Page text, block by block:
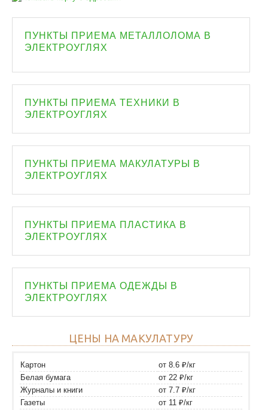
ПУНКТЫ ПРИЕМА МЕТАЛЛОЛОМА В
ЭЛЕКТРОУГЛЯХ
ПУНКТЫ ПРИЕМА ТЕХНИКИ В
ЭЛЕКТРОУГЛЯХ
ПУНКТЫ ПРИЕМА МАКУЛАТУРЫ В
ЭЛЕКТРОУГЛЯХ
ПУНКТЫ ПРИЕМА ПЛАСТИКА В
ЭЛЕКТРОУГЛЯХ
ПУНКТЫ ПРИЕМА ОДЕЖДЫ В
ЭЛЕКТРОУГЛЯХ
ЦЕНЫ НА МАКУЛАТУРУ
Картон
от 8.6 ₽/кг
Белая бумага
от 22 ₽/кг
Журналы и книги
от 7.7 ₽/кг
Газеты
от 11 ₽/кг